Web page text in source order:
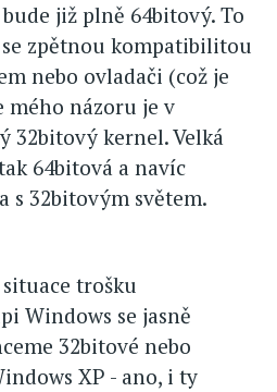
již plně 64bitový. To
zpětnou kompatibilitou
nebo ovladači (což je
mého názoru je v
32bitový kernel. Velká
64bitová a navíc
s 32bitovým světem.
trošku
Windows se jasně
32bitové nebo
XP - ano, i ty